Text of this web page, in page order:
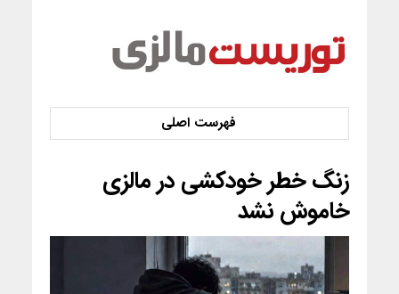
زنگ خطر خودکشی در مالزی
خاموش نشد